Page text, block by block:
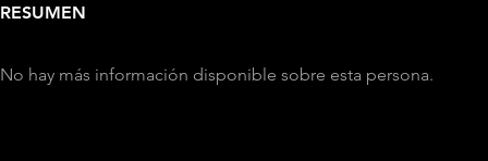
RESUMEN
No hay más información disponible sobre esta persona.